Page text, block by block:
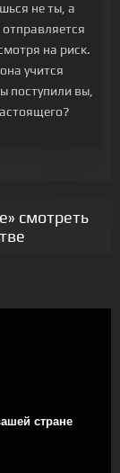
не ты, а
на риск.
учится
поступили вы,
смотреть